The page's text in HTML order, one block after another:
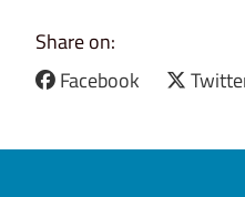
Share on:
Facebook